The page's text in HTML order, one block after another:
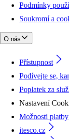
Podmínky
Soukromí a
O nás
Přístupnost
Podívejte se,
Poplatek za
Nastavení
Možnosti platby
itesco.cz